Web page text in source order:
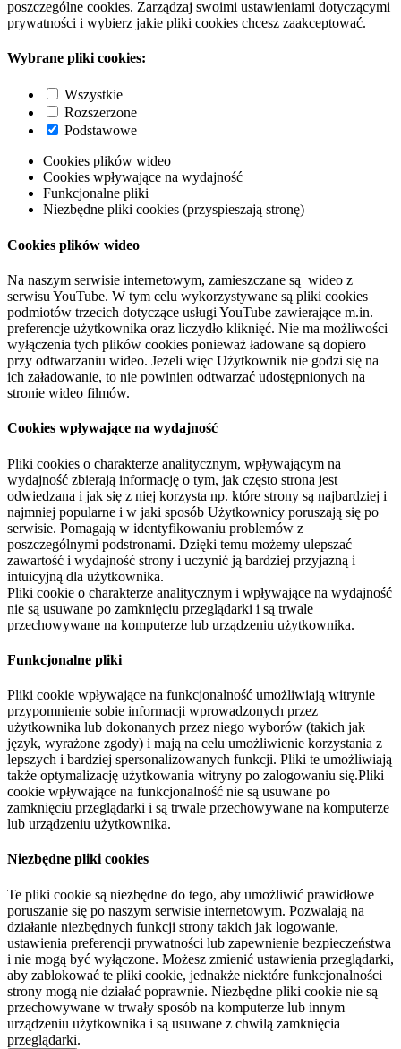
poszczególne cookies. Zarządzaj swoimi ustawieniami dotyczącymi
prywatności i wybierz jakie pliki cookies chcesz zaakceptować.
Wybrane pliki cookies:
Wszystkie
Rozszerzone
Podstawowe
Cookies plików wideo
Cookies wpływające na wydajność
Funkcjonalne pliki
Niezbędne pliki cookies (przyspieszają stronę)
Cookies plików wideo
Na naszym serwisie internetowym, zamieszczane są wideo z
serwisu YouTube. W tym celu wykorzystywane są pliki cookies
podmiotów trzecich dotyczące usługi YouTube zawierające m.in.
preferencje użytkownika oraz liczydło kliknięć. Nie ma możliwości
wyłączenia tych plików cookies ponieważ ładowane są dopiero
przy odtwarzaniu wideo. Jeżeli więc Użytkownik nie godzi się na
ich załadowanie, to nie powinien odtwarzać udostępnionych na
stronie wideo filmów.
Cookies wpływające na wydajność
Pliki cookies o charakterze analitycznym, wpływającym na
wydajność zbierają informację o tym, jak często strona jest
odwiedzana i jak się z niej korzysta np. które strony są najbardziej i
najmniej popularne i w jaki sposób Użytkownicy poruszają się po
serwisie. Pomagają w identyfikowaniu problemów z
poszczególnymi podstronami. Dzięki temu możemy ulepszać
zawartość i wydajność strony i uczynić ją bardziej przyjazną i
intuicyjną dla użytkownika.
Pliki cookie o charakterze analitycznym i wpływające na wydajność
nie są usuwane po zamknięciu przeglądarki i są trwale
przechowywane na komputerze lub urządzeniu użytkownika.
Funkcjonalne pliki
Pliki cookie wpływające na funkcjonalność umożliwiają witrynie
przypomnienie sobie informacji wprowadzonych przez
użytkownika lub dokonanych przez niego wyborów (takich jak
język, wyrażone zgody) i mają na celu umożliwienie korzystania z
lepszych i bardziej spersonalizowanych funkcji. Pliki te umożliwiają
także optymalizację użytkowania witryny po zalogowaniu się.Pliki
cookie wpływające na funkcjonalność nie są usuwane po
zamknięciu przeglądarki i są trwale przechowywane na komputerze
lub urządzeniu użytkownika.
Niezbędne pliki cookies
Te pliki cookie są niezbędne do tego, aby umożliwić prawidłowe
poruszanie się po naszym serwisie internetowym. Pozwalają na
działanie niezbędnych funkcji strony takich jak logowanie,
ustawienia preferencji prywatności lub zapewnienie bezpieczeństwa
i nie mogą być wyłączone. Możesz zmienić ustawienia przeglądarki,
aby zablokować te pliki cookie, jednakże niektóre funkcjonalności
strony mogą nie działać poprawnie. Niezbędne pliki cookie nie są
przechowywane w trwały sposób na komputerze lub innym
urządzeniu użytkownika i są usuwane z chwilą zamknięcia
przeglądarki.